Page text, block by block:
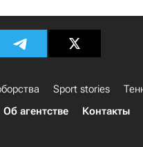
Sport stories
Об агентстве Контакты